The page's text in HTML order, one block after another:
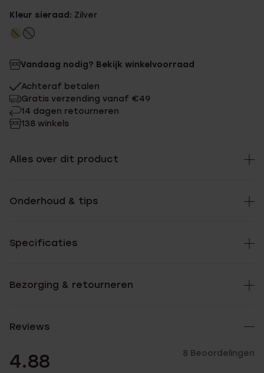
Kleur sieraad: Zilver
Vandaag nodig? Bekijk winkelvoorraad
Achteraf betalen
Gratis verzending vanaf €49
14 dagen retourneren
138 winkels
Alles over dit product
Onderhoud & tips
Specificaties
Bezorging & retourneren
Reviews
4.88 8 Beoordelingen